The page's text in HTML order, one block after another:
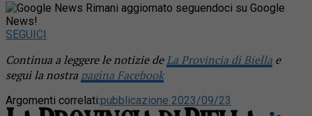
Rimani aggiornato seguendoci su Google
News!
SEGUICI
Continua a leggere le notizie deLa Provincia di Biella e
segui la nostra pagina Facebook
Argomenti correlati:pubblicazione 2023/09/23